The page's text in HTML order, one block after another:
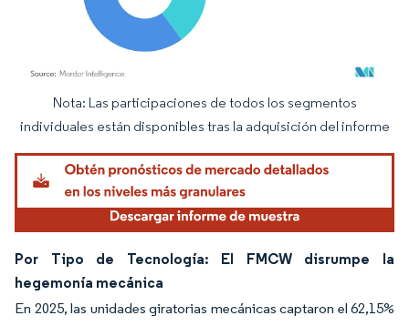
Imagen © Mordor Intelligence. El uso requiere atribución según CC BY 4.0.
Nota: Las participaciones de todos los segmentos
individuales están disponibles tras la adquisición del informe
Por Tipo de Tecnología: El FMCW disrumpe la
hegemonía mecánica
En 2025, las unidades giratorias mecánicas captaron el 62,15%